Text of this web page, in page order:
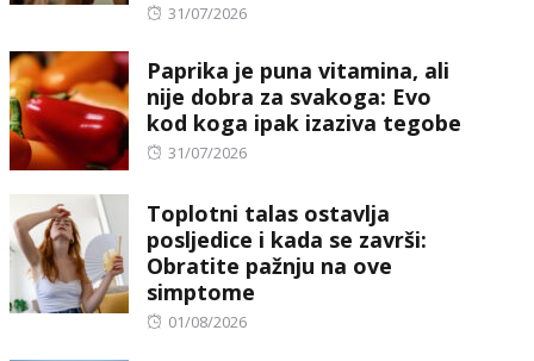
Posted
31/07/2026
Paprika je puna vitamina, ali
nije dobra za svakoga: Evo
kod koga ipak izaziva tegobe
Posted
31/07/2026
Toplotni talas ostavlja
posljedice i kada se završi:
Obratite pažnju na ove
simptome
Posted
01/08/2026